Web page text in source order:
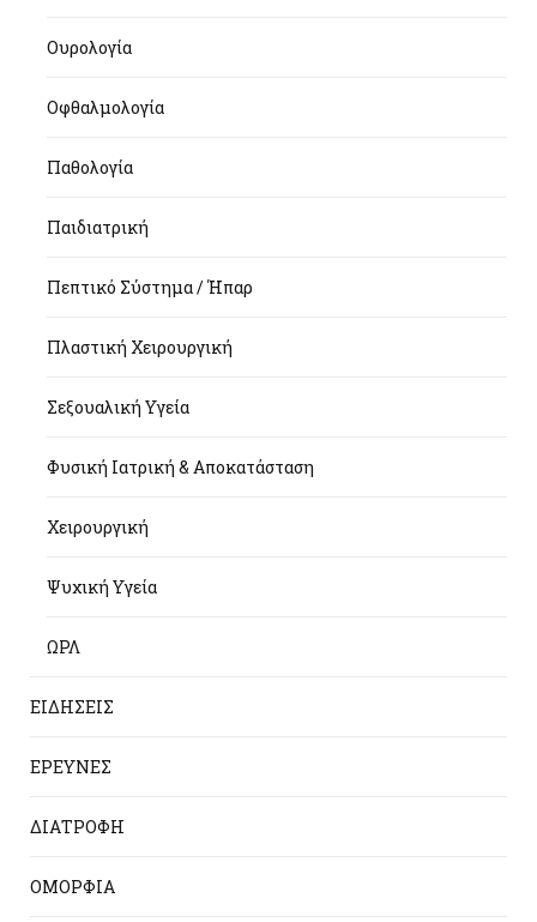
Ουρολογία
Οφθαλμολογία
Παθολογία
Παιδιατρική
Πεπτικό Σύστημα / Ήπαρ
Πλαστική Χειρουργική
Σεξουαλική Υγεία
Φυσική Ιατρική & Αποκατάσταση
Χειρουργική
Ψυχική Υγεία
ΩΡΛ
ΕΙΔΗΣΕΙΣ
ΕΡΕΥΝΕΣ
ΔΙΑΤΡΟΦΗ
ΟΜΟΡΦΙΑ